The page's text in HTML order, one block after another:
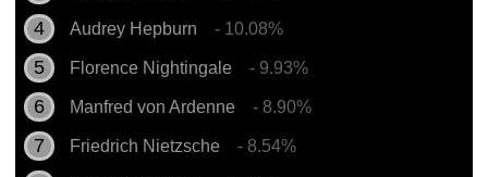
Audrey Hepburn - 10.08%
Florence Nightingale - 9.93%
Manfred von Ardenne - 8.90%
Friedrich Nietzsche - 8.54%